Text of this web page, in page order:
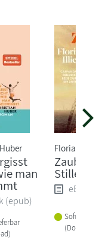
man
(epub)
Florian Illies
Zauber
Stille
eBook
Sofort
(Download)